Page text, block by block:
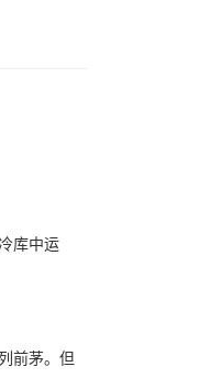
库中运
前茅。但